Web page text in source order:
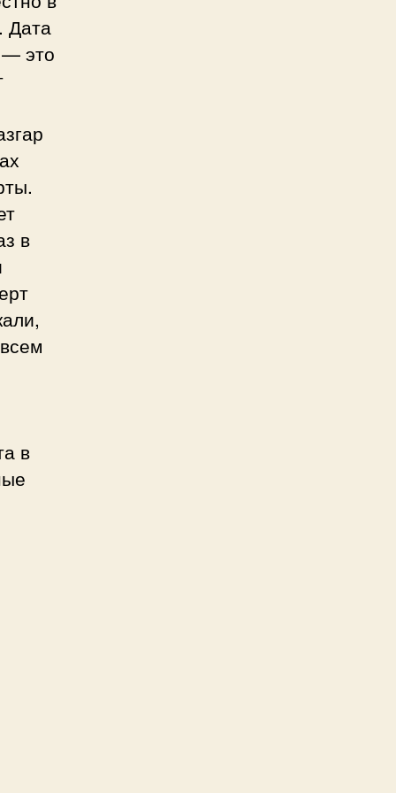
Дата
— это
в
в